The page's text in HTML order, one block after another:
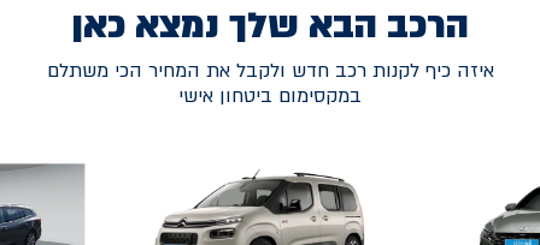
הרכב הבא שלך נמצא כאן
איזה כיף לקנות רכב חדש ולקבל את המחיר הכי משתלם
במקסימום ביטחון אישי